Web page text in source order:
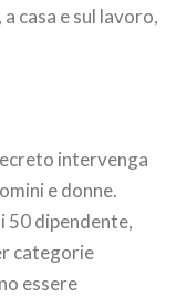
casa e sul lavoro,
intervenga
e donne.
50 dipendente,
categorie
essere